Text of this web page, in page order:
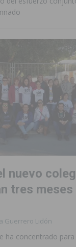
nuevo
tres meses
Guerrero Lidón
ha concentrado